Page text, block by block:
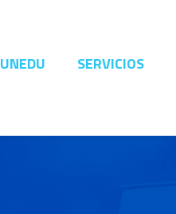
SERVICIOS